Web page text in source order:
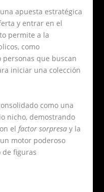
apuesta estratégica
y entrar en el
permite a la
como
que buscan
iniciar una colección
como una
nicho, demostrando
el factor sorpresa y la
motor poderoso
de figuras